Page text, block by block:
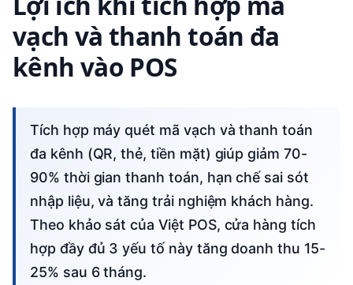
vạch và thanh toán đa
kênh vào POS
Tích hợp máy quét mã vạch và thanh toán
đa kênh (QR, thẻ, tiền mặt) giúp giảm 70-
90% thời gian thanh toán, hạn chế sai sót
nhập liệu, và tăng trải nghiệm khách hàng.
Theo khảo sát của Việt POS, cửa hàng tích
hợp đầy đủ 3 yếu tố này tăng doanh thu 15-
25% sau 6 tháng.